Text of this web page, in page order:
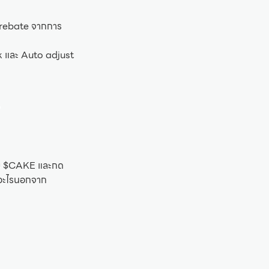
จากการ
และ Auto adjust
และกด
รนอกจาก